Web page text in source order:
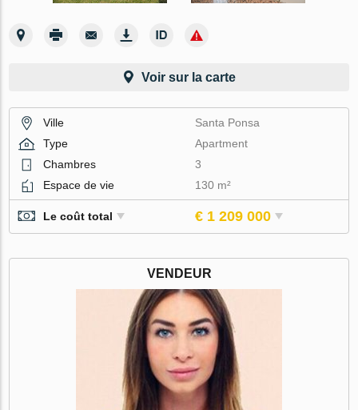
Voir sur la carte
Ville
Santa Ponsa
Type
Apartment
Chambres
3
Espace de vie
130 m²
Le coût total € 1 209 000
VENDEUR